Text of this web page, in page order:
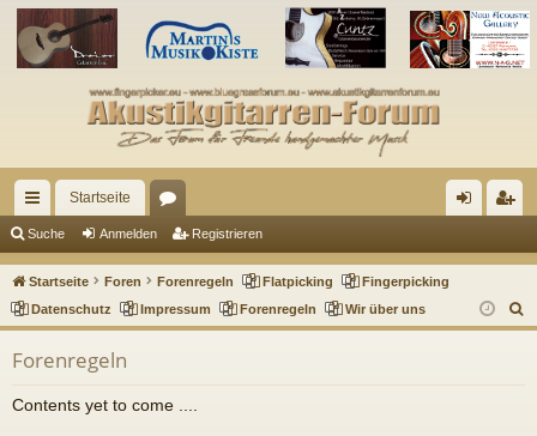
ch
ne
llz
Startseite
en m ist
rie
Suche Anmelden Registrieren
Startseite Foren Forenregeln Flatpicking
Fingerpicking
Datenschutz
Impressum Forenregeln Wir über uns
u
Forenregeln
Contents yet to come ....